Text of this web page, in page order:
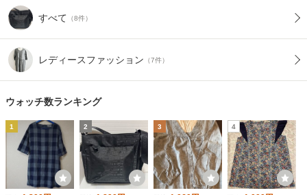
すべて （8件）
レディースファッション （7件）
ウォッチ数ランキング
1 2 3 4